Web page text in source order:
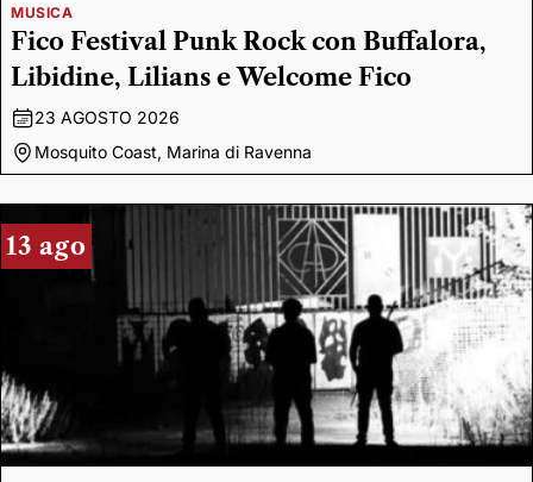
MUSICA
Fico Festival Punk Rock con Buffalora,
Libidine, Lilians e Welcome Fico
23 AGOSTO 2026
Mosquito Coast, Marina di Ravenna
13 ago